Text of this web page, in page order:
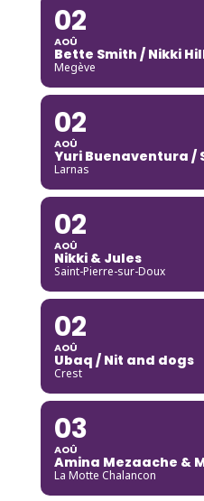
02
AOÛ
Bette Smith / Nikki
Megève
02
AOÛ
Yuri Buenaventura /
Larnas
02
AOÛ
Nikki & Jules
Saint-Pierre-sur-Doux
02
AOÛ
Ubaq / Nit and dogs
Crest
03
AOÛ
Amina Mezaache &
La Motte Chalancon